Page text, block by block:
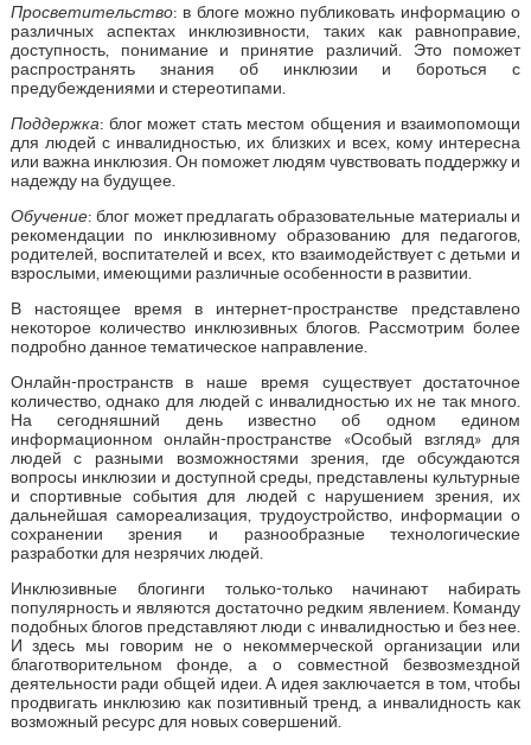
Просветительство: в блоге можно публиковать информацию о
различных аспектах инклюзивности, таких как равноправие,
доступность, понимание и принятие различий. Это поможет
распространять знания об инклюзии и бороться с
предубеждениями и стереотипами.
Поддержка: блог может стать местом общения и взаимопомощи
для людей с инвалидностью, их близких и всех, кому интересна
или важна инклюзия. Он поможет людям чувствовать поддержку и
надежду на будущее.
Обучение: блог может предлагать образовательные материалы и
рекомендации по инклюзивному образованию для педагогов,
родителей, воспитателей и всех, кто взаимодействует с детьми и
взрослыми, имеющими различные особенности в развитии.
В настоящее время в интернет-пространстве представлено
некоторое количество инклюзивных блогов. Рассмотрим более
подробно данное тематическое направление.
Онлайн-пространств в наше время существует достаточное
количество, однако для людей с инвалидностью их не так много.
На сегодняшний день известно об одном едином
информационном онлайн-пространстве «Особый взгляд» для
людей с разными возможностями зрения, где обсуждаются
вопросы инклюзии и доступной среды, представлены культурные
и спортивные события для людей с нарушением зрения, их
дальнейшая самореализация, трудоустройство, информации о
сохранении зрения и разнообразные технологические
разработки для незрячих людей.
Инклюзивные блогинги только-только начинают набирать
популярность и являются достаточно редким явлением. Команду
подобных блогов представляют люди с инвалидностью и без нее.
И здесь мы говорим не о некоммерческой организации или
благотворительном фонде, а о совместной безвозмездной
деятельности ради общей идеи. А идея заключается в том, чтобы
продвигать инклюзию как позитивный тренд, а инвалидность как
возможный ресурс для новых совершений.